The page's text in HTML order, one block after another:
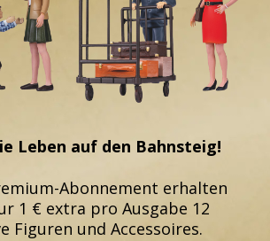
Leben auf den Bahnsteig!
Abonnement erhalten
1 € extra pro Ausgabe 12
Figuren und Accessoires.